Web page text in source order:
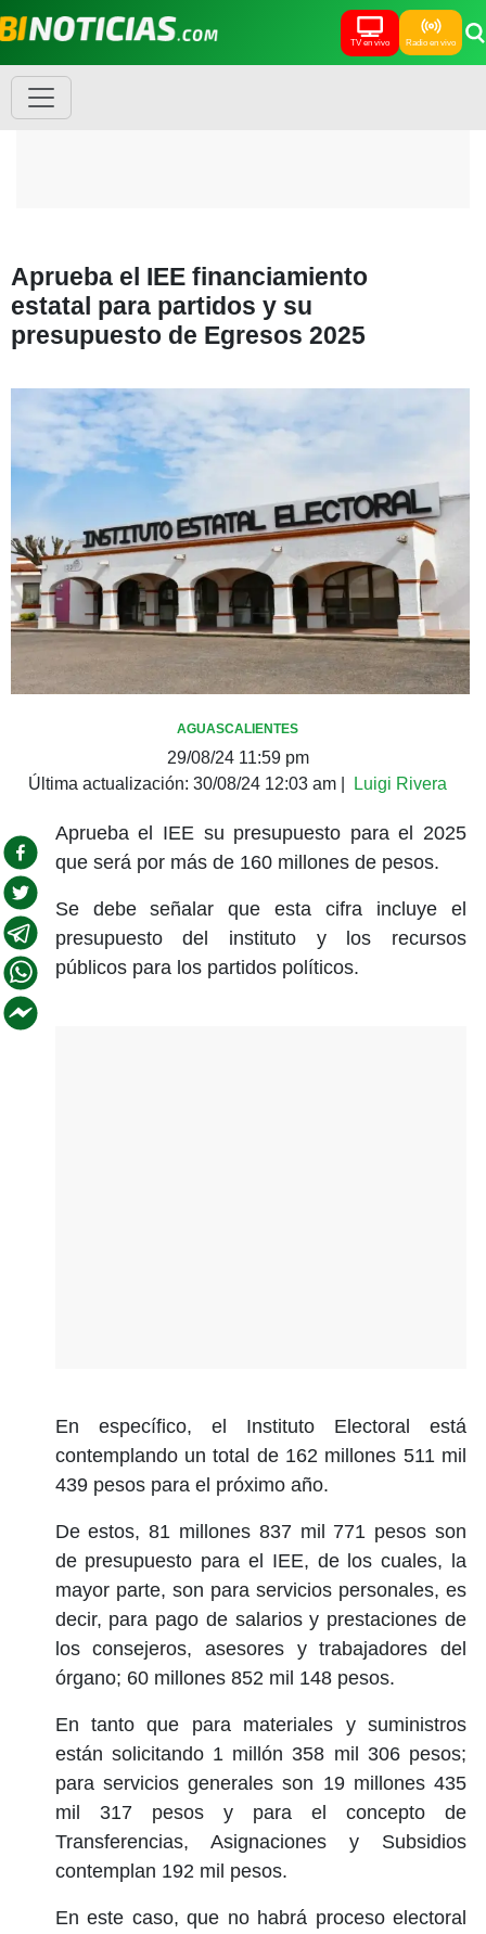
TV en vivo Radio en vivo
Aprueba el IEE financiamiento
estatal para partidos y su
presupuesto de Egresos 2025
AGUASCALIENTES
29/08/24 11:59 pm
Última actualización: 30/08/24 12:03 am Luigi Rivera
Aprueba el IEE su presupuesto para el 2025
que será por más de 160 millones de pesos.
Se debe señalar que esta cifra incluye el
presupuesto del instituto y los recursos
públicos para los partidos políticos.
En específico, el Instituto Electoral está
contemplando un total de 162 millones 511 mil
439 pesos para el próximo año.
De estos, 81 millones 837 mil 771 pesos son
de presupuesto para el IEE, de los cuales, la
mayor parte, son para servicios personales, es
decir, para pago de salarios y prestaciones de
los consejeros, asesores y trabajadores del
órgano; 60 millones 852 mil 148 pesos.
En tanto que para materiales y suministros
están solicitando 1 millón 358 mil 306 pesos;
para servicios generales son 19 millones 435
mil 317 pesos y para el concepto de
Transferencias, Asignaciones y Subsidios
contemplan 192 mil pesos.
En este caso, que no habrá proceso electoral